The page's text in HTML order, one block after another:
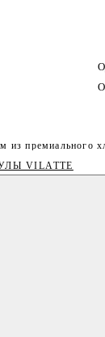
VILATTE
из премиального